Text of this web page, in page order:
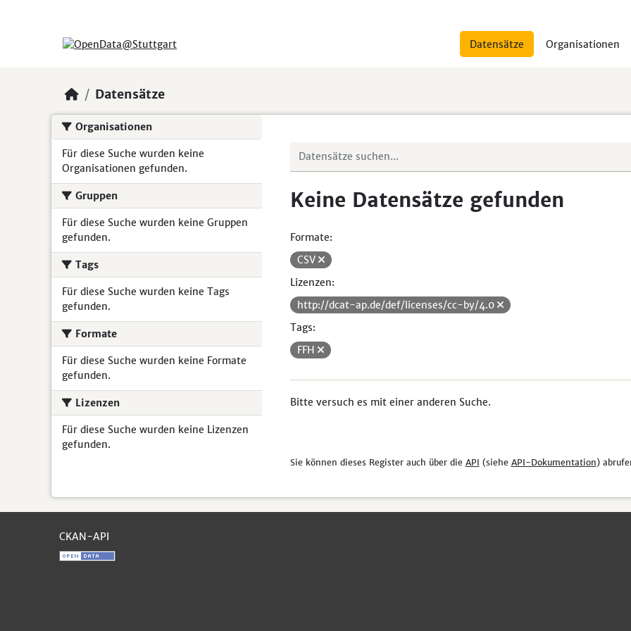
Datensätze Organisationen
Datensätze
Organisationen
Für diese Suche wurden keine
Organisationen gefunden.
Gruppen
Für diese Suche wurden keine Gruppen
gefunden.
Tags
Für diese Suche wurden keine Tags
gefunden.
Formate
Für diese Suche wurden keine Formate
gefunden.
Lizenzen
Für diese Suche wurden keine Lizenzen
gefunden.
Keine Datensätze gefunden
Formate:
CSV
Lizenzen:
http://dcat-ap.de/def/licenses/cc-by/4.0
Tags:
FFH
Bitte versuch es mit einer anderen Suche.
Sie können dieses Register auch über die API (siehe API-Dokumentation)
CKAN-API